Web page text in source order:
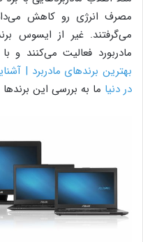
مصرف انرژی رو کاهش
می‌گرفتند. غیر از ایسوس
مادربورد فعالیت می‌کنند و
بهترین برندهای مادربرد |
در دنیا ما به بررسی این برندها